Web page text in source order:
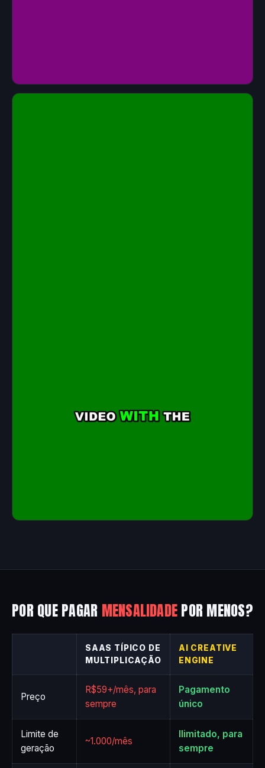
POR QUE PAGAR MENSALIDADEPOR MENOS?
SAAS TÍPICO DE
MULTIPLICAÇÃO
AI CREATIVE
ENGINE
Preço
R$59+/mês, para
sempre
Pagamento
único
Limite de
geração
~1.000/mês
Ilimitado, para
sempre